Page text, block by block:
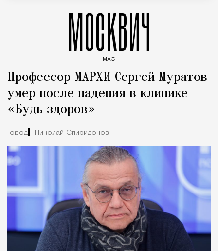
МОСКВИЧ
MAG
Профессор МАРХИ Сергей Муратов
умер после падения в клинике
«Будь здоров»
Город Николай Спиридонов